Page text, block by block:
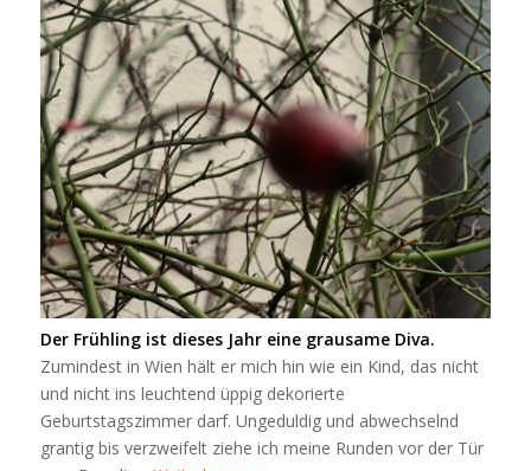
Der Frühling ist dieses Jahr eine grausame Diva.
Zumindest in Wien hält er mich hin wie ein Kind, das nicht
und nicht ins leuchtend üppig dekorierte
Geburtstagszimmer darf. Ungeduldig und abwechselnd
grantig bis verzweifelt ziehe ich meine Runden vor der Tür